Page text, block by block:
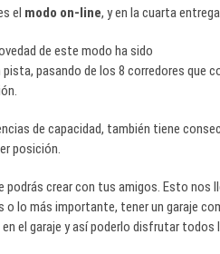
el modo on-line, y en la cuarta
de este modo ha sido
pasando de los 8 corredores que
de capacidad, también tiene
posición.
podrás crear con tus amigos. Esto
lo más importante, tener un garaje
el garaje y así poderlo disfrutar